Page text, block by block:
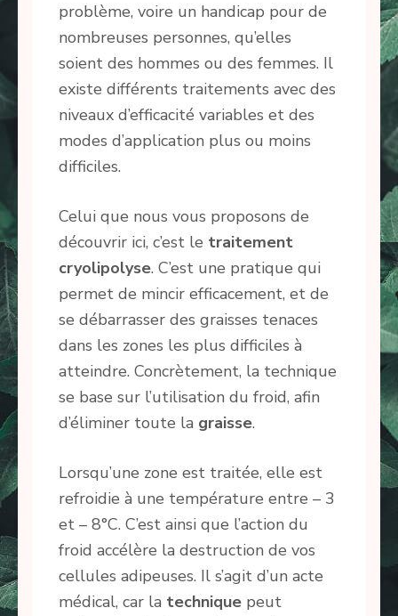
problème, voire un handicap pour de
nombreuses personnes, qu’elles
soient des hommes ou des femmes. Il
existe différents traitements avec des
niveaux d’efficacité variables et des
modes d’application plus ou moins
difficiles.
Celui que nous vous proposons de
découvrir ici, c’est le traitement
cryolipolyse. C’est une pratique qui
permet de mincir efficacement, et de
se débarrasser des graisses tenaces
dans les zones les plus difficiles à
atteindre. Concrètement, la technique
se base sur l’utilisation du froid, afin
d’éliminer toute la graisse.
Lorsqu’une zone est traitée, elle est
refroidie à une température entre – 3
et – 8°C. C’est ainsi que l’action du
froid accélère la destruction de vos
cellules adipeuses. Il s’agit d’un acte
médical, car la technique peut